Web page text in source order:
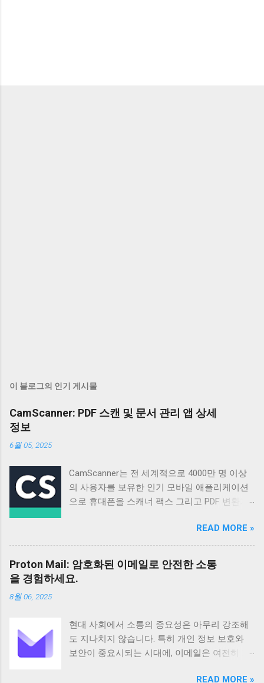
이 블로그의 인기 게시물
CamScanner: PDF 스캔 및 문서 관리 앱 상세
정보
6월 05, 2025
CamScanner는 전 세계적으로 4000만 명 이상
의 사용자를 보유한 인기 모바일 애플리케이션
으로 휴대폰을 스캐너 팩스 그리고 PDF 변환기
명 이상의 신규 사용자가 가입할 정도로 꾸준히
성장하고 있으며 다양한 기능과 편리한 사용성
으로 많은 사용자들의 호평을 받고 있습니다 이
앱은 단순한 스캔 기능을 넘어 문서 관리 공유
그리고 협업까지 지원하여 업무 효율성을 높이
이드 기반 애플리케이션으로 전 세계 200개 이
상의 국가와 지역에서 사용되고 있습니다
Android 5 이상 버전을 지원하며 전체 이용가 등
READ MORE »
Proton Mail: 암호화된 이메일로 안전한 소통
을 경험하세요.
8월 06, 2025
현대 사회에서 소통의 중요성은 아무리 강조해
도 지나치지 않습니다. 특히 개인 정보 보호와
보안이 중요시되는 시대에, 이메일은 여전히 가
READ MORE »